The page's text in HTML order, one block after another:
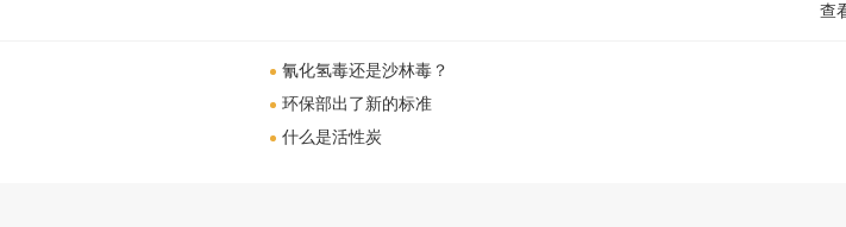
查
氰化氢毒还是沙林毒？
环保部出了新的标准
什么是活性炭